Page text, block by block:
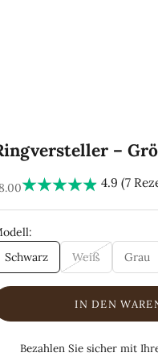
–
pris 4.9 (7
Schwarz
Weiß Grau
IN DEN
Bezahlen Sie sicher mit